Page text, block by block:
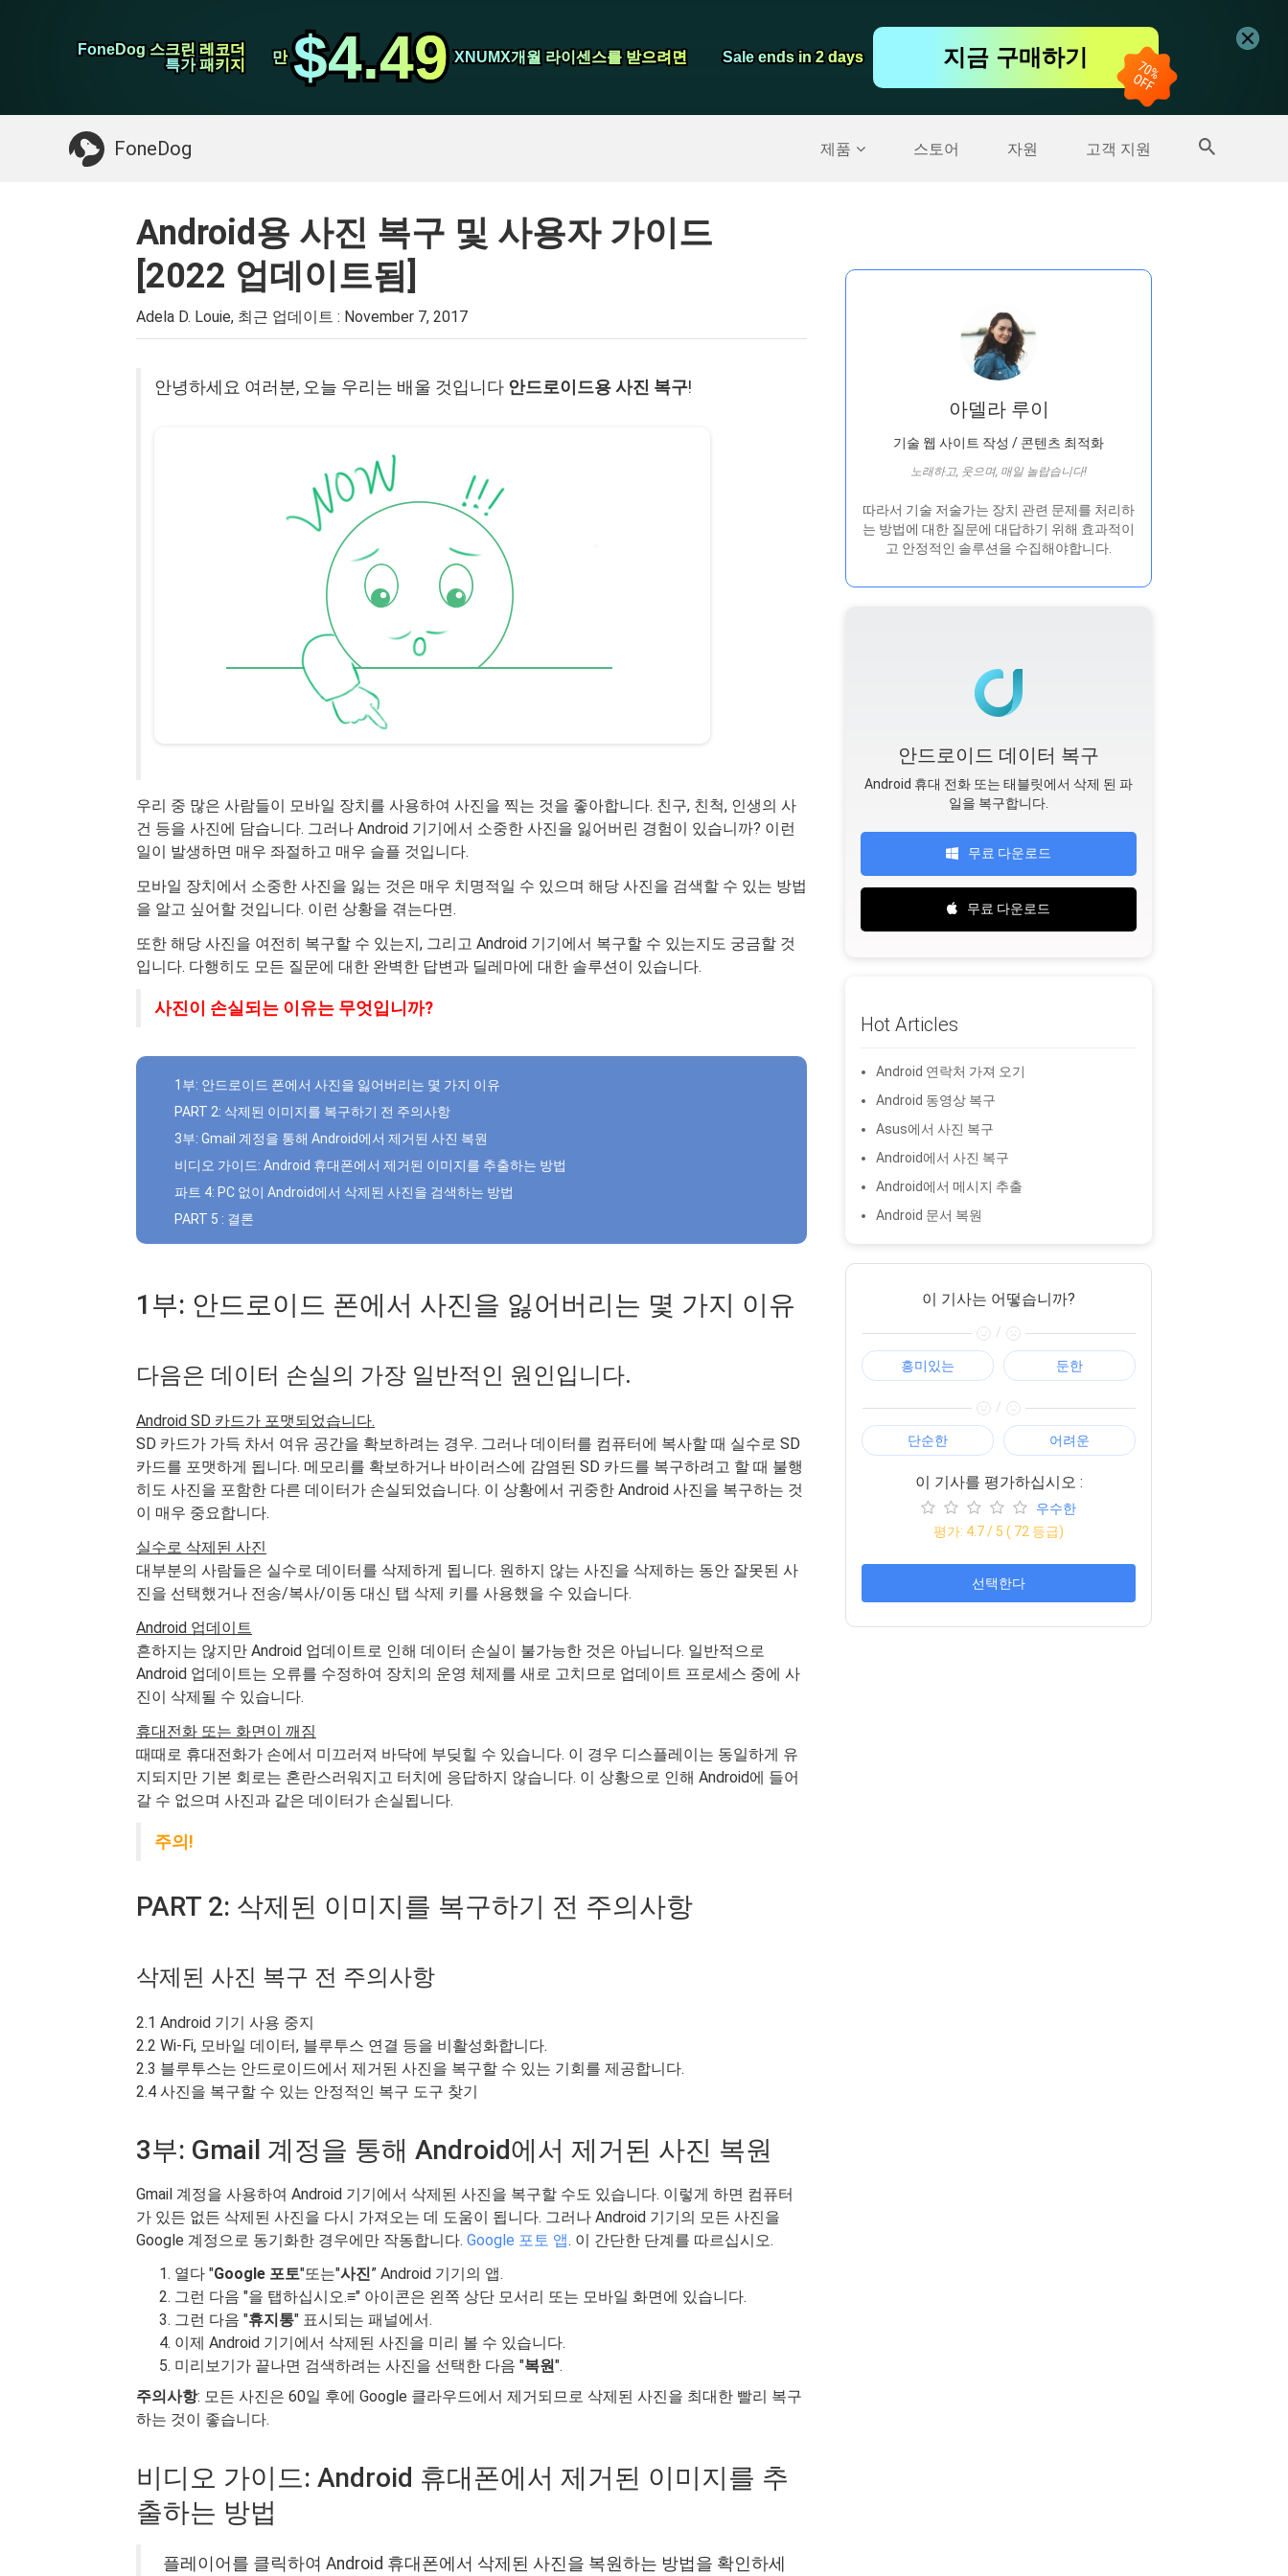
FoneDog 스크린 레코더
FoneDog 스크린 레코더
특가 패키지
특가 패키지 만
만 $4.49
$4.49 XNUMX개월 라이센스를 받으려면
XNUMX개월 라이센스를 받으려면 Sale ends in 2 days
Sale ends in 2 days 지금 구매하기
FoneDog 제품 스토어 자원 고객 지원
iPhone 클리너 스크린 레코더
필요한 것 : Mac 정리 더 많은 제품
Android용 사진 복구 및 사용자 가이드
[2022 업데이트됨]
Adela D. Louie, 최근 업데이트 : November 7, 2017
안녕하세요 여러분, 오늘 우리는 배울 것입니다 안드로이드용 사진 복구!
우리 중 많은 사람들이 모바일 장치를 사용하여 사진을 찍는 것을 좋아합니다. 친구, 친척, 인생의 사
건 등을 사진에 담습니다. 그러나 Android 기기에서 소중한 사진을 잃어버린 경험이 있습니까? 이런
일이 발생하면 매우 좌절하고 매우 슬플 것입니다.
모바일 장치에서 소중한 사진을 잃는 것은 매우 치명적일 수 있으며 해당 사진을 검색할 수 있는 방법
을 알고 싶어할 것입니다. 이런 상황을 겪는다면.
또한 해당 사진을 여전히 복구할 수 있는지, 그리고 Android 기기에서 복구할 수 있는지도 궁금할 것
입니다. 다행히도 모든 질문에 대한 완벽한 답변과 딜레마에 대한 솔루션이 있습니다.
사진이 손실되는 이유는 무엇입니까?
1부: 안드로이드 폰에서 사진을 잃어버리는 몇 가지 이유
PART 2: 삭제된 이미지를 복구하기 전 주의사항
3부: Gmail 계정을 통해 Android에서 제거된 사진 복원
비디오 가이드: Android 휴대폰에서 제거된 이미지를 추출하는 방법
파트 4: PC 없이 Android에서 삭제된 사진을 검색하는 방법
PART 5 : 결론
1부: 안드로이드 폰에서 사진을 잃어버리는 몇 가지 이유
다음은 데이터 손실의 가장 일반적인 원인입니다.
Android SD 카드가 포맷되었습니다.
SD 카드가 가득 차서 여유 공간을 확보하려는 경우. 그러나 데이터를 컴퓨터에 복사할 때 실수로 SD
카드를 포맷하게 됩니다. 메모리를 확보하거나 바이러스에 감염된 SD 카드를 복구하려고 할 때 불행
히도 사진을 포함한 다른 데이터가 손실되었습니다. 이 상황에서 귀중한 Android 사진을 복구하는 것
이 매우 중요합니다.
실수로 삭제된 사진
대부분의 사람들은 실수로 데이터를 삭제하게 됩니다. 원하지 않는 사진을 삭제하는 동안 잘못된 사
진을 선택했거나 전송/복사/이동 대신 탭 삭제 키를 사용했을 수 있습니다.
Android 업데이트
흔하지는 않지만 Android 업데이트로 인해 데이터 손실이 불가능한 것은 아닙니다. 일반적으로
Android 업데이트는 오류를 수정하여 장치의 운영 체제를 새로 고치므로 업데이트 프로세스 중에 사
진이 삭제될 수 있습니다.
휴대전화 또는 화면이 깨짐
때때로 휴대전화가 손에서 미끄러져 바닥에 부딪힐 수 있습니다. 이 경우 디스플레이는 동일하게 유
지되지만 기본 회로는 혼란스러워지고 터치에 응답하지 않습니다. 이 상황으로 인해 Android에 들어
갈 수 없으며 사진과 같은 데이터가 손실됩니다.
주의!
PART 2: 삭제된 이미지를 복구하기 전 주의사항
삭제된 사진 복구 전 주의사항
2.1 Android 기기 사용 중지
2.2 Wi-Fi, 모바일 데이터, 블루투스 연결 등을 비활성화합니다.
2.3 블루투스는 안드로이드에서 제거된 사진을 복구할 수 있는 기회를 제공합니다.
2.4 사진을 복구할 수 있는 안정적인 복구 도구 찾기
3부: Gmail 계정을 통해 Android에서 제거된 사진 복원
Gmail 계정을 사용하여 Android 기기에서 삭제된 사진을 복구할 수도 있습니다. 이렇게 하면 컴퓨터
가 있든 없든 삭제된 사진을 다시 가져오는 데 도움이 됩니다. 그러나 Android 기기의 모든 사진을
Google 계정으로 동기화한 경우에만 작동합니다. Google 포토 앱. 이 간단한 단계를 따르십시오.
열다 "Google 포토"또는"사진” Android 기기의 앱.
그런 다음 "을 탭하십시오.≡" 아이콘은 왼쪽 상단 모서리 또는 모바일 화면에 있습니다.
그런 다음 "휴지통" 표시되는 패널에서.
이제 Android 기기에서 삭제된 사진을 미리 볼 수 있습니다.
미리보기가 끝나면 검색하려는 사진을 선택한 다음 "복원".
주의사항: 모든 사진은 60일 후에 Google 클라우드에서 제거되므로 삭제된 사진을 최대한 빨리 복구
하는 것이 좋습니다.
비디오 가이드: Android 휴대폰에서 제거된 이미지를 추
출하는 방법
플레이어를 클릭하여 Android 휴대폰에서 삭제된 사진을 복원하는 방법을 확인하세
아델라 루이
기술 웹 사이트 작성 / 콘텐츠 최적화
노래하고, 웃으며, 매일 놀랍습니다!
따라서 기술 저술가는 장치 관련 문제를 처리하
는 방법에 대한 질문에 대답하기 위해 효과적이
고 안정적인 솔루션을 수집해야합니다.
안드로이드 데이터 복구
Android 휴대 전화 또는 태블릿에서 삭제 된 파
일을 복구합니다.
무료 다운로드
무료 다운로드
Hot Articles
Android 연락처 가져 오기
Android 동영상 복구
Asus에서 사진 복구
Android에서 사진 복구
Android에서 메시지 추출
Android 문서 복원
이 기사는 어떻습니까?
/
흥미있는 둔한
/
단순한 어려운
이 기사를 평가하십시오 :
우수한
평가: 4.7/ 5 ( 72 등급)
선택한다